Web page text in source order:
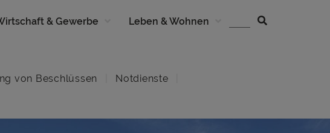
& Gewerbe Leben & Wohnen
von Beschlüssen
Notdienste